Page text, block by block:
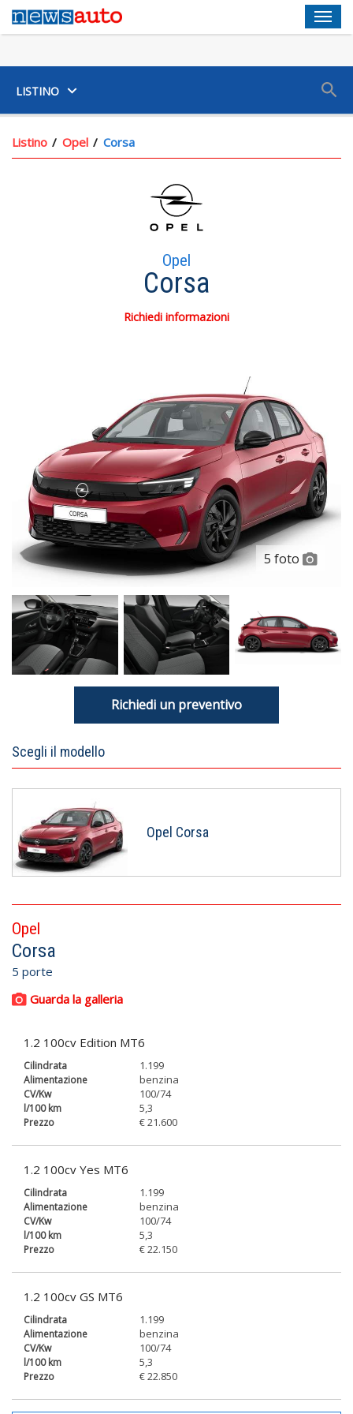
LISTINO
Listino Opel Corsa
Opel
Corsa
Richiedi informazioni
5 foto
Richiedi un preventivo
Scegli il modello
Opel Corsa
Opel
Corsa
5 porte
Guarda la galleria
1.2 100cv Edition MT6
1.199
benzina
100/74
5,3
€ 21.600
1.2 100cv Yes MT6
1.199
benzina
100/74
5,3
€ 22.150
1.2 100cv GS MT6
1.199
benzina
100/74
5,3
€ 22.850